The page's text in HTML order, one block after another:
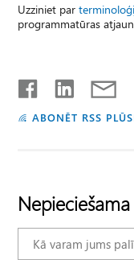
Uzziniet par
programmatūras
ABONĒT RSS